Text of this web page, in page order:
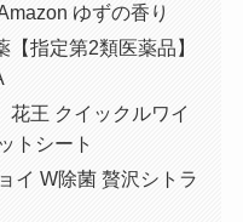
ゆずの香り
【指定第2類医薬品】
花王 クイックルワイ
トシート
イ W除菌 贅沢シトラ